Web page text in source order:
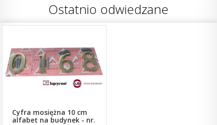
Ostatnio odwiedzane
Cyfra mosiężna 10 cm
alfabet na budynek - nr.